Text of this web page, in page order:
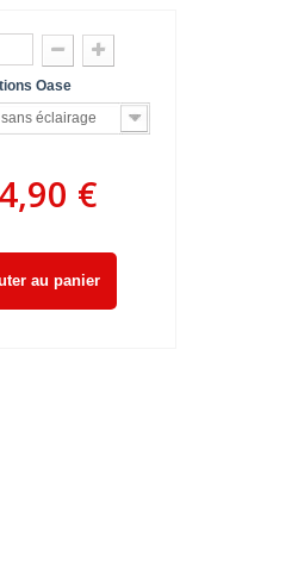
Oase
éclairage
€
au panier